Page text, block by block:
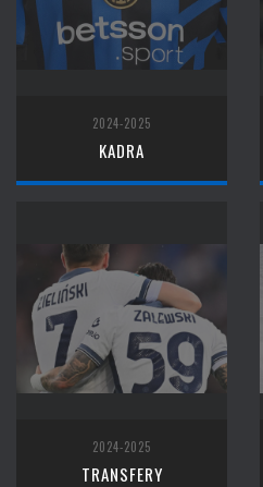
2024-2025
KADRA
2024-2025
TRANSFERY